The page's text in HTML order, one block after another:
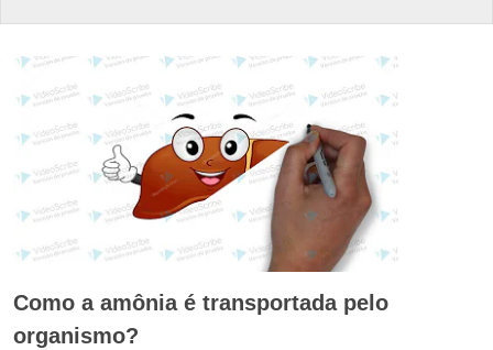
Como a amônia é transportada pelo
organismo?